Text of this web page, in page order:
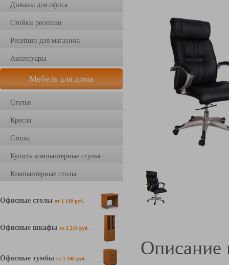
Диваны для офиса
Стойки ресепшн
Ресепшн для магазина
Аксессуары
Мебель для дома
Стулья
Кресла
Столы
Купить компьютерные стулья
Компьютерные столы
Офисные столы от 1 140 руб.
Офисные шкафы от 2 210 руб.
Офисные тумбы от 1 100 руб.
Описание